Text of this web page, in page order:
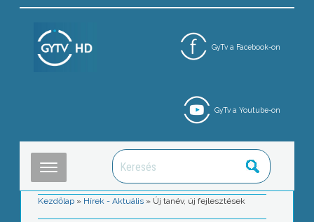
GyTv a Facebook-on
GyTv a Youtube-on
Kezdőlap » Hírek - Aktuális » Új tanév, új fejlesztések